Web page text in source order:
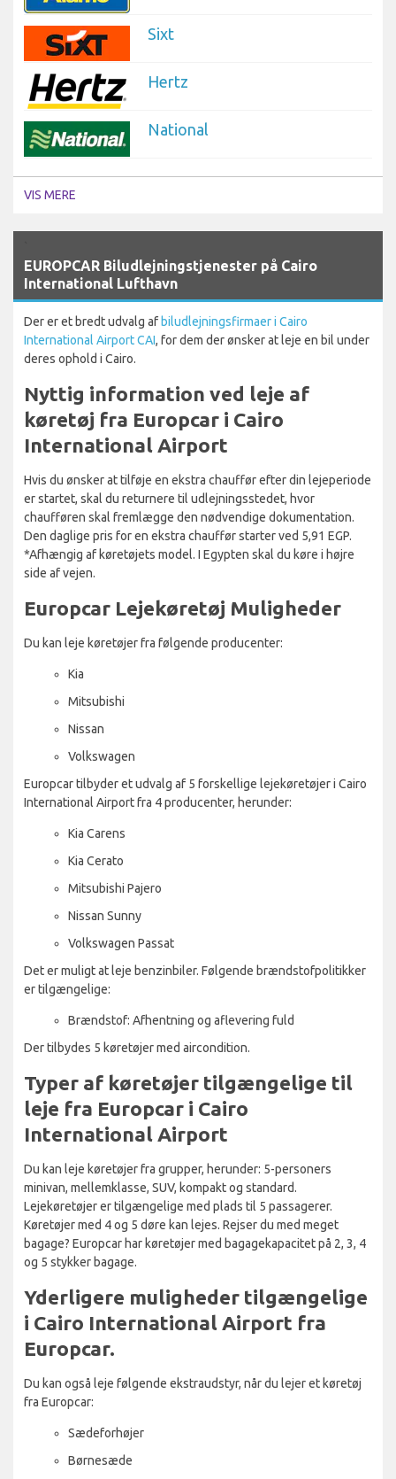
Sixt
Hertz
National
VIS MERE
EUROPCAR Biludlejningstjenester på Cairo
International Lufthavn
Der er et bredt udvalg afbiludlejningsfirmaer i Cairo
International Airport CAI, for dem der ønsker at leje en bil under
deres ophold i Cairo.
Nyttig information ved leje af
køretøj fra Europcar i Cairo
International Airport
Hvis du ønsker at tilføje en ekstra chauffør efter din lejeperiode
er startet, skal du returnere til udlejningsstedet, hvor
chaufføren skal fremlægge den nødvendige dokumentation.
Den daglige pris for en ekstra chauffør starter ved 5,91 EGP.
*Afhængig af køretøjets model. I Egypten skal du køre i højre
side af vejen.
Europcar Lejekøretøj Muligheder
Du kan leje køretøjer fra følgende producenter:
Kia
Mitsubishi
Nissan
Volkswagen
Europcar tilbyder et udvalg af 5 forskellige lejekøretøjer i Cairo
International Airport fra 4 producenter, herunder:
Kia Carens
Kia Cerato
Mitsubishi Pajero
Nissan Sunny
Volkswagen Passat
Det er muligt at leje benzinbiler. Følgende brændstofpolitikker
er tilgængelige:
Brændstof: Afhentning og aflevering fuld
Der tilbydes 5 køretøjer med aircondition.
Typer af køretøjer tilgængelige til
leje fra Europcar i Cairo
International Airport
Du kan leje køretøjer fra grupper, herunder: 5-personers
minivan, mellemklasse, SUV, kompakt og standard.
Lejekøretøjer er tilgængelige med plads til 5 passagerer.
Køretøjer med 4 og 5 døre kan lejes. Rejser du med meget
bagage? Europcar har køretøjer med bagagekapacitet på 2, 3, 4
og 5 stykker bagage.
Yderligere muligheder tilgængelige
i Cairo International Airport fra
Europcar.
Du kan også leje følgende ekstraudstyr, når du lejer et køretøj
fra Europcar:
Sædeforhøjer
Børnesæde